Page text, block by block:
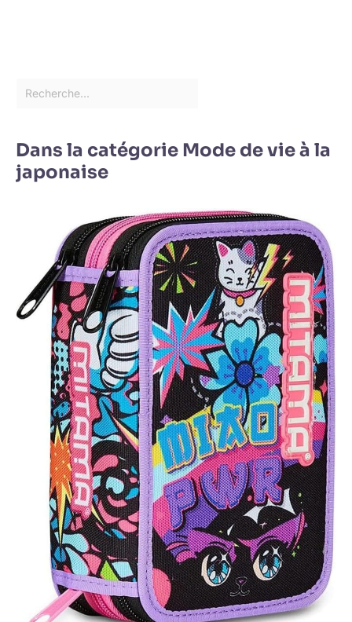
Dans la catégorie Mode de vie à la
japonaise